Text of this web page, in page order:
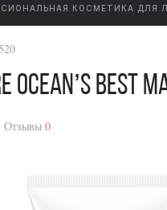
КОСМЕТИКА ДЛЯ
Ocean’s Best
Отзывы 0